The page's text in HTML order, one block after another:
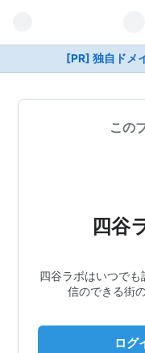
[PR] 独自ドメ
この
四谷
四谷ラボはいつで
信のできる街
ログ